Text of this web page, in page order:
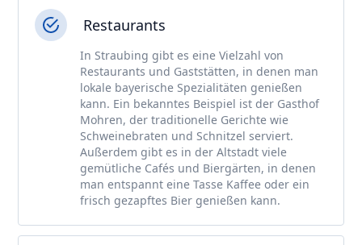
Restaurants
In Straubing gibt es eine Vielzahl von
Restaurants und Gaststätten, in denen man
lokale bayerische Spezialitäten genießen
kann. Ein bekanntes Beispiel ist der Gasthof
Mohren, der traditionelle Gerichte wie
Schweinebraten und Schnitzel serviert.
Außerdem gibt es in der Altstadt viele
gemütliche Cafés und Biergärten, in denen
man entspannt eine Tasse Kaffee oder ein
frisch gezapftes Bier genießen kann.